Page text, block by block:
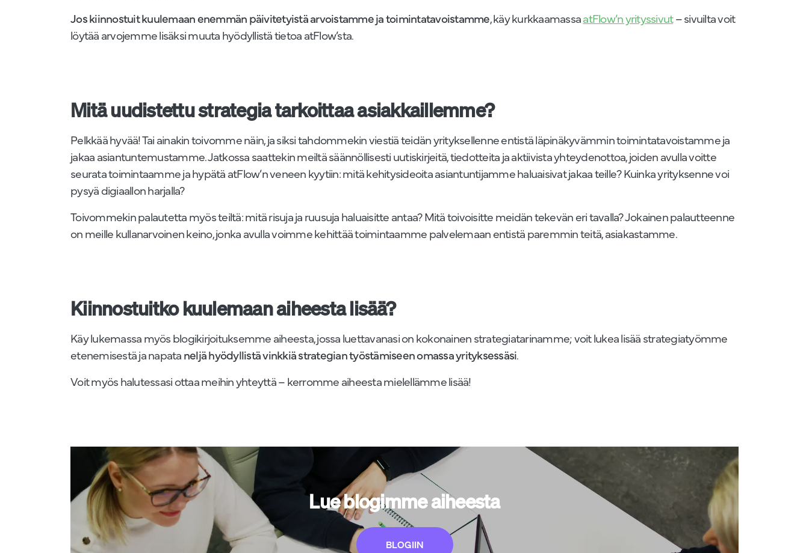
Jos kiinnostuit kuulemaan enemmän päivitetyistä arvoistamme ja toimintatavoistamme, käy kurkkaamassaatFlow’n yrityssivut– sivuilta voit
löytää arvojemme lisäksi muuta hyödyllistä tietoa atFlow’sta.
Mitä uudistettu strategia tarkoittaa asiakkaillemme?
Pelkkää hyvää! Tai ainakin toivomme näin, ja siksi tahdommekin viestiä teidän yrityksellenne entistä läpinäkyvämmin toimintatavoistamme ja
jakaa asiantuntemustamme. Jatkossa saattekin meiltä säännöllisesti uutiskirjeitä, tiedotteita ja aktiivista yhteydenottoa, joiden avulla voitte
seurata toimintaamme ja hypätä atFlow’n veneen kyytiin: mitä kehitysideoita asiantuntijamme haluaisivat jakaa teille? Kuinka yrityksenne voi
pysyä digiaallon harjalla?
Toivommekin palautetta myös teiltä: mitä risuja ja ruusuja haluaisitte antaa? Mitä toivoisitte meidän tekevän eri tavalla? Jokainen palautteenne
on meille kullanarvoinen keino, jonka avulla voimme kehittää toimintaamme palvelemaan entistä paremmin teitä, asiakastamme.
Kiinnostuitko kuulemaan aiheesta lisää?
Käy lukemassa myös blogikirjoituksemme aiheesta, jossa luettavanasi on kokonainen strategiatarinamme; voit lukea lisää strategiatyömme
etenemisestä ja napataneljä hyödyllistä vinkkiä strategian työstämiseen omassa yrityksessäsi.
Voit myös halutessasi ottaa meihin yhteyttä – kerromme aiheesta mielellämme lisää!
Lue blogimme aiheesta
BLOGIIN